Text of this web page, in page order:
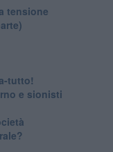
tensione
tutto!
e sionisti